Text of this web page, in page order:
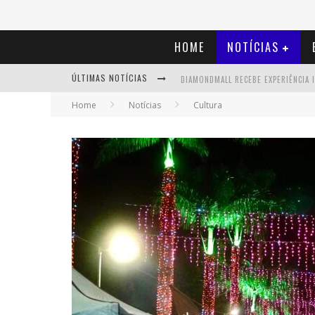
HOME NOTÍCIAS
ÚLTIMAS NOTÍCIAS
Home Notícias Cultura